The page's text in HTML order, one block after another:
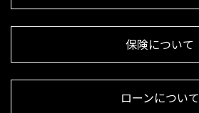
保険について
ローンについて